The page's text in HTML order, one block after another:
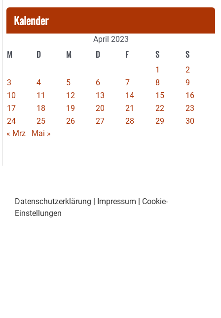
Kalender
April 2023
M D M D F S S
1
2
3
4 5 6 7 8
9
10
11 12 13 14 15
16
17
18 19 20 21 22
23
24
25 26 27 28 29
30
« Mrz
Mai »
Datenschutzerklärung | Impressum | Cookie-
Einstellungen